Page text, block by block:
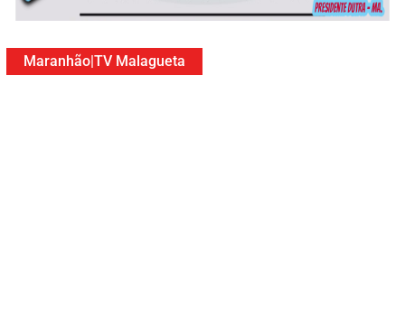
Maranhão|TV Malagueta